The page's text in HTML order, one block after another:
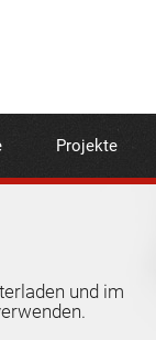
Projekte
und im